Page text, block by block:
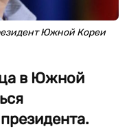
Южной Кореи
в Южной